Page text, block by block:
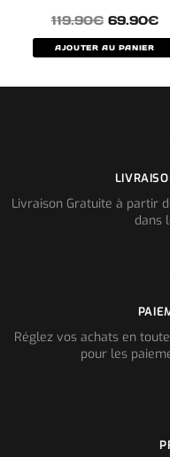
119.90€ 69.90€
AJOUTER AU PANIER
Livraison Gratuite à partir
dans
Réglez vos achats en
pour les